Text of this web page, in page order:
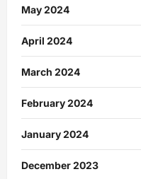
May 2024
April 2024
March 2024
February 2024
January 2024
December 2023